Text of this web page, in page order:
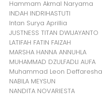
Hammam Akmal Naryama
INDAH INDRIHASTUTI
Intan Surya Aprillia
JUSTNESS TITAN DWIJAYANTO
LATIFAH FATIN FAIZAH
MARSHA HANNA ANNUHLA
MUHAMMAD DZULFADLI AUFA
Muhammad Leon Deffaresha
NABILA MEYSUN
NANDITA NOVARIESTA